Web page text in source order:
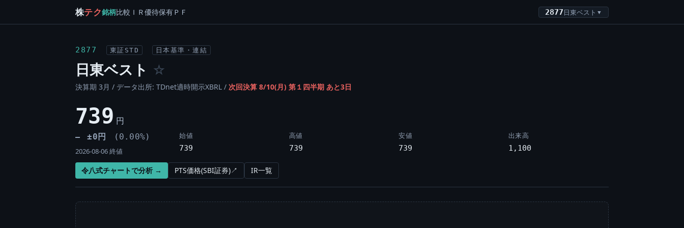
株テク銘柄比較 ＩＲ優待保有ＰＦ 2877日東ベスト ▼
2877 東証STD 日本基準・連結
日東ベスト ☆
決算期 3月 / データ出所: TDnet適時開示XBRL / 次回決算 8/10(月) 第１四半期 あと3日
739 円
― ±0円 (0.00%)
2026-08-06 終値
始値
739
高値
739
安値
739
出来高
1,100
令八式チャートで分析 → PTS価格(SBI証券)↗ IR一覧